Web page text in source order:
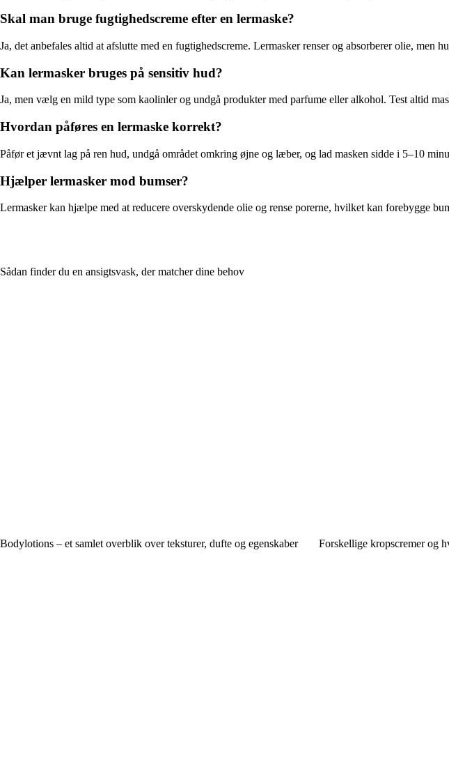
Skal man bruge fugtighedscreme efter en lermaske?
Ja, det anbefales altid at afslutte med en fugtighedscreme. Lermasker renser og absorberer olie, men
Kan lermasker bruges på sensitiv hud?
Ja, men vælg en mild type som kaolinler og undgå produkter med parfume eller alkohol. Test altid
Hvordan påføres en lermaske korrekt?
Påfør et jævnt lag på ren hud, undgå området omkring øjne og læber, og lad masken sidde i 5–10
Hjælper lermasker mod bumser?
Lermasker kan hjælpe med at reducere overskydende olie og rense porerne, hvilket kan forebygge
Sådan finder du en ansigtsvask, der matcher dine behov
Bodylotions – et samlet overblik over teksturer, dufte og egenskaber Forskellige kropscremer og